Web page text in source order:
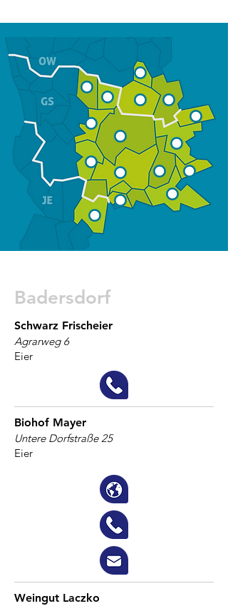
Badersdorf
Schwarz Frischeier
Agrarweg 6
Eier
Biohof Mayer
Untere Dorfstraße 25
Eier
Weingut Laczko